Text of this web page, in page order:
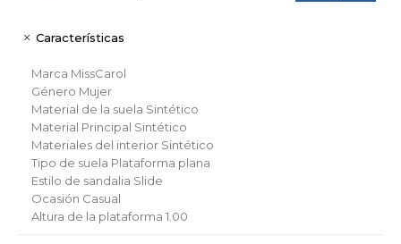
Características
Marca MissCarol
Género Mujer
Material de la suela Sintético
Material Principal Sintético
Materiales del interior Sintético
Tipo de suela Plataforma plana
Estilo de sandalia Slide
Ocasión Casual
Altura de la plataforma 1.00